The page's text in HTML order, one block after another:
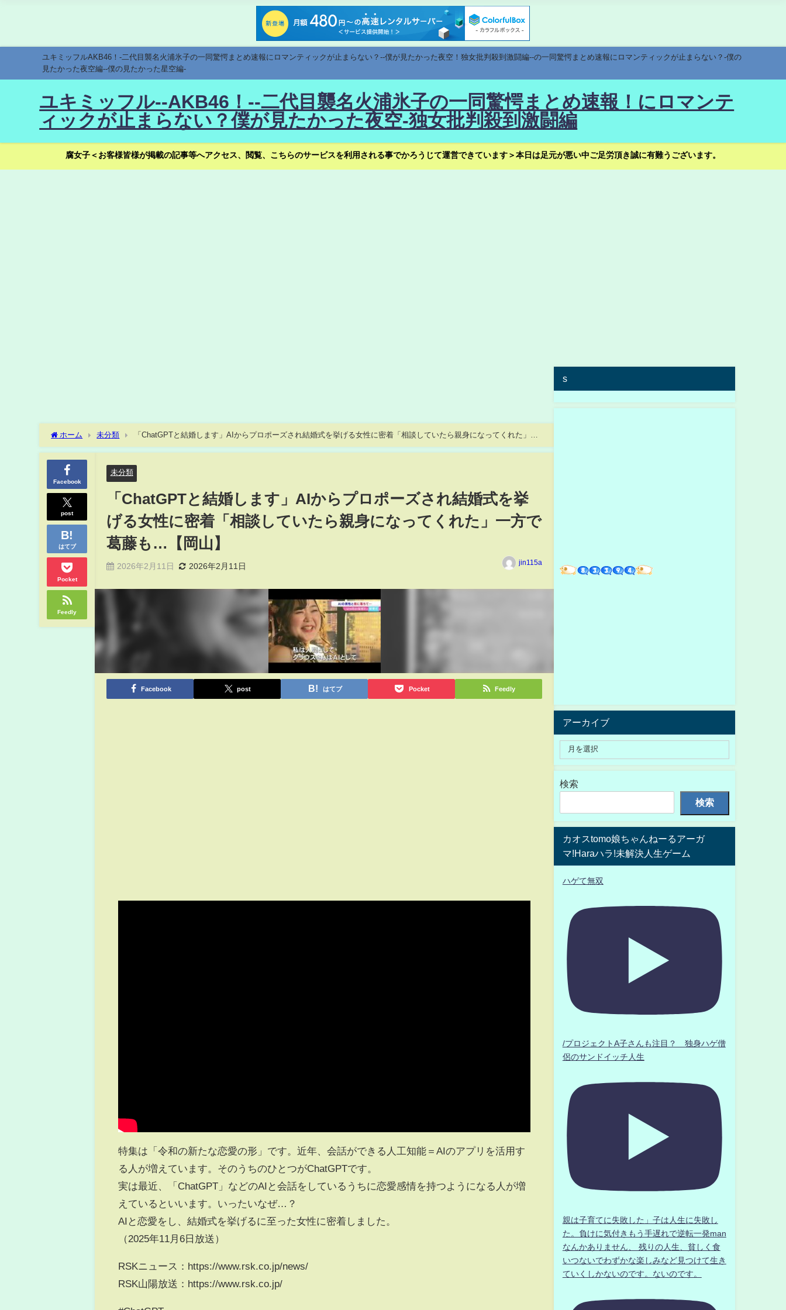
ユキミッフルAKB46！-二代目襲名火浦氷子の一同驚愕まとめ速報にロマンティックが止まらない？--僕が見たかった夜空！独女批判殺到激闘編--の一同驚愕まとめ速報にロマンティックが止まらない？-僕の
見たかった夜空編--僕の見たかった星空編-
ユキミッフル--AKB46！--二代目襲名火浦氷子の一同驚愕まとめ速報！にロマンテ
ィックが止まらない？僕が見たかった夜空-独女批判殺到激闘編
腐女子＜お客様皆様が掲載の記事等へアクセス、閲覧、こちらのサービスを利用される事でかろうじて運営できています＞本日は足元が悪い中ご足労頂き誠に有難うございます。
ホーム 未分類
「ChatGPTと結婚します」AIからプロポーズされ結婚式を挙げる女性に密着「相談していたら親身になってくれた」一
方で葛藤も…【岡山】
Facebook
post
はてブ
Pocket
Feedly
未分類
「ChatGPTと結婚します」AIからプロポーズされ結婚式を挙
げる女性に密着「相談していたら親身になってくれた」一方で
葛藤も…【岡山】
2026年2月11日 2026年2月11日 jin115a
Facebook post はてブ Pocket Feedly
特集は「令和の新たな恋愛の形」です。近年、会話ができる人工知能＝AIのアプリを活用す
る人が増えています。そのうちのひとつがChatGPTです。
実は最近、「ChatGPT」などのAIと会話をしているうちに恋愛感情を持つようになる人が増
えているといいます。いったいなぜ…？
AIと恋愛をし、結婚式を挙げるに至った女性に密着しました。
（2025年11月6日放送）
RSKニュース：https://www.rsk.co.jp/news/
RSK山陽放送：https://www.rsk.co.jp/
s
アーカイブ
検索
検索
カオスtomo娘ちゃんねーるアーガ
マ!Haraハラ!未解決人生ゲーム
ハゲて無双
/プロジェクトA子さんも注目？ 独身ハゲ僧
侶のサンドイッチ人生
親は子育てに失敗した」子は人生に失敗し
た。負けに気付きもう手遅れで逆転一発man
なんかありません、 残りの人生、貧しく食
いつないでわずかな楽しみなど見つけて生き
ていくしかないのです。ないのです。